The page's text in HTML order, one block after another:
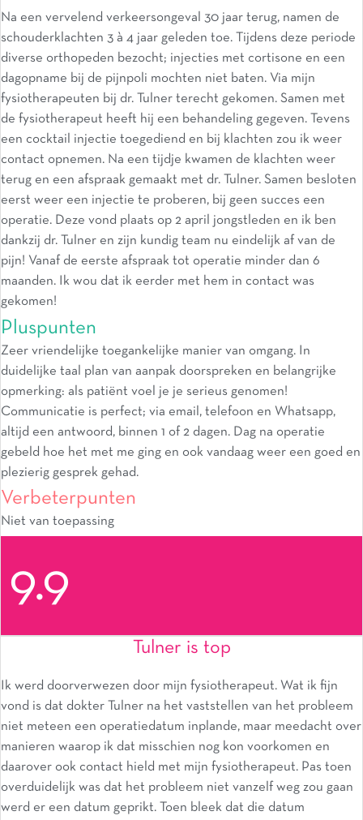
Na een vervelend verkeersongeval 30 jaar terug, namen de
schouderklachten 3 à 4 jaar geleden toe. Tijdens deze periode
diverse orthopeden bezocht; injecties met cortisone en een
dagopname bij de pijnpoli mochten niet baten. Via mijn
fysiotherapeuten bij dr. Tulner terecht gekomen. Samen met
de fysiotherapeut heeft hij een behandeling gegeven. Tevens
een cocktail injectie toegediend en bij klachten zou ik weer
contact opnemen. Na een tijdje kwamen de klachten weer
terug en een afspraak gemaakt met dr. Tulner. Samen besloten
eerst weer een injectie te proberen, bij geen succes een
operatie. Deze vond plaats op 2 april jongstleden en ik ben
dankzij dr. Tulner en zijn kundig team nu eindelijk af van de
pijn! Vanaf de eerste afspraak tot operatie minder dan 6
maanden. Ik wou dat ik eerder met hem in contact was
gekomen!
Pluspunten
Zeer vriendelijke toegankelijke manier van omgang. In
duidelijke taal plan van aanpak doorspreken en belangrijke
opmerking: als patiënt voel je je serieus genomen!
Communicatie is perfect; via email, telefoon en Whatsapp,
altijd een antwoord, binnen 1 of 2 dagen. Dag na operatie
gebeld hoe het met me ging en ook vandaag weer een goed en
plezierig gesprek gehad.
Verbeterpunten
Niet van toepassing
9.9
Tulner is top
Ik werd doorverwezen door mijn fysiotherapeut. Wat ik fijn
vond is dat dokter Tulner na het vaststellen van het probleem
niet meteen een operatiedatum inplande, maar meedacht over
manieren waarop ik dat misschien nog kon voorkomen en
daarover ook contact hield met mijn fysiotherapeut. Pas toen
overduidelijk was dat het probleem niet vanzelf weg zou gaan
werd er een datum geprikt. Toen bleek dat die datum